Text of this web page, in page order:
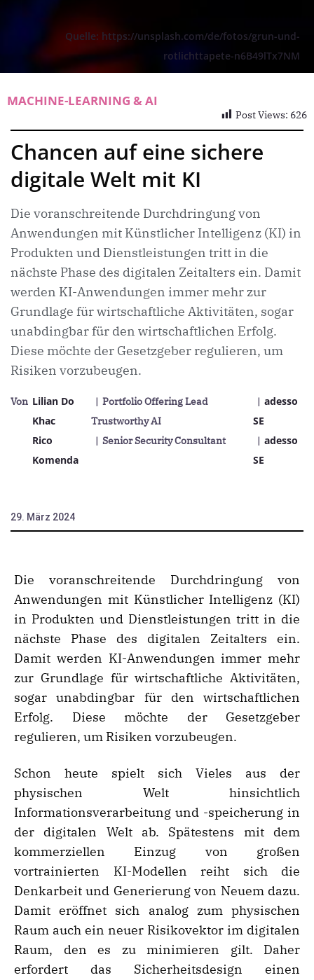
Quelle: https://unsplash.com/de/fotos/grun-und-
rotlichttapete-n6B49lTx7NM
MACHINE-LEARNING & AI
Post Views: 626
Chancen auf eine sichere
digitale Welt mit KI
Die voranschreitende Durchdringung von
Anwendungen mit Künstlicher Intelligenz (KI) in
Produkten und Dienstleistungen tritt in die
nächste Phase des digitalen Zeitalters ein. Damit
werden KI-Anwendungen immer mehr zur
Grundlage für wirtschaftliche Aktivitäten, sogar
unabdingbar für den wirtschaftlichen Erfolg.
Diese möchte der Gesetzgeber regulieren, um
Risiken vorzubeugen.
Von Lilian Do
Khac
| Portfolio Offering Lead
Trustworthy AI
| adesso
SE
Rico
Komenda
| Senior Security Consultant | adesso
SE
29. März 2024
Die voranschreitende Durchdringung von
Anwendungen mit Künstlicher Intelligenz (KI)
in Produkten und Dienstleistungen tritt in die
nächste Phase des digitalen Zeitalters ein.
Damit werden KI-Anwendungen immer mehr
zur Grundlage für wirtschaftliche Aktivitäten,
sogar unabdingbar für den wirtschaftlichen
Erfolg. Diese möchte der Gesetzgeber
regulieren, um Risiken vorzubeugen.
Schon heute spielt sich Vieles aus der
physischen Welt hinsichtlich
Informationsverarbeitung und -speicherung in
der digitalen Welt ab. Spätestens mit dem
kommerziellen Einzug von großen
vortrainierten KI-Modellen reiht sich die
Denkarbeit und Generierung von Neuem dazu.
Damit eröffnet sich analog zum physischen
Raum auch ein neuer Risikovektor im digitalen
Raum, den es zu minimieren gilt. Daher
erfordert das Sicherheitsdesign einen